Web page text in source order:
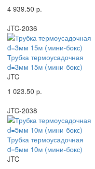
4 939.50 р.
JTC-2036
Трубка термоусадочная
d=3мм 15м (мини-бокс)
JTC
1 023.50 р.
JTC-2038
Трубка термоусадочная
d=5мм 10м (мини-бокс)
JTC